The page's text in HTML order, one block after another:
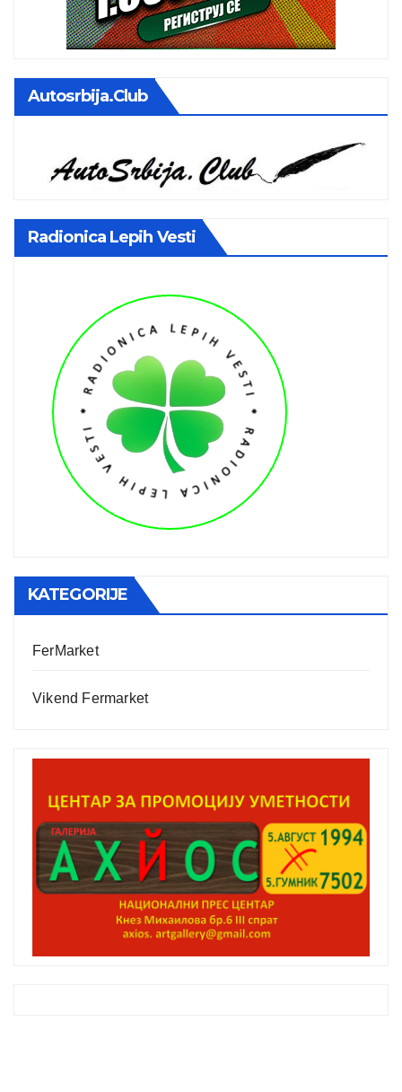
Autosrbija.club
Radionica Lepih Vesti
KATEGORIJE
FerMarket
Vikend Fermarket